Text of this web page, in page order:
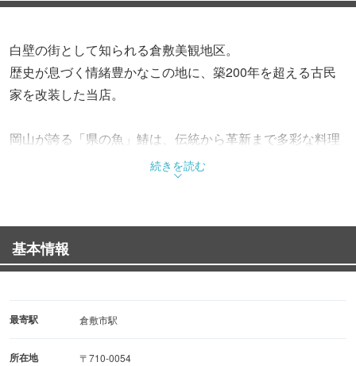
白壁の街として知られる倉敷美観地区。
歴史が息づく情緒豊かなこの地に、築200年を超える古民
家を改装した当店。
岡山が誇る「県の魚」鰆は、伝統から革新まで多彩な料理
藁を敷き詰めた鍋で燻すようにじっくり火を通す、
縮した逸品です。
お料理をさらに引き立てる岡山の地酒は、20種を超える豊
お猪口は、倉敷ガラスや備前焼からお好きなものをお選び
続きを読む
基本情報
最寄駅 倉敷市駅
所在地
〒710-0054